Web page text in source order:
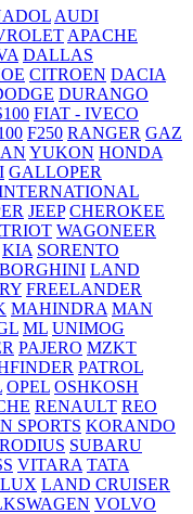
AUDI
APACHE
DALLAS
CITROEN DACIA
DURANGO
FIAT - IVECO
F250 RANGER GAZ
YUKON HONDA
GALLOPER
JEEP CHEROKEE
WAGONEER
KIA SORENTO
LAND
FREELANDER
MAHINDRA MAN
ML UNIMOG
PAJERO MZKT
PATROL
OPEL OSHKOSH
RENAULT REO
SPORTS KORANDO
RODIUS SUBARU
VITARA TATA
LAND CRUISER
VOLVO